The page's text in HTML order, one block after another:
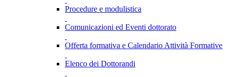
Procedure e modulistica
Comunicazioni ed Eventi dottorato
Offerta formativa e Calendario Attività Formative
Elenco dei Dottorandi